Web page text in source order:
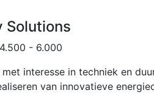
Solutions
4.500 - 6.000
interesse in techniek en
van innovatieve